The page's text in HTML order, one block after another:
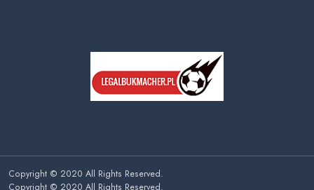
Copyright © 2020 All Rights Reserved.
Copyright © 2020 All Rights Reserved.